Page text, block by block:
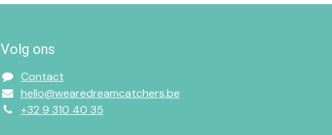
Volg ons
Contact
hello@wearedreamcatchers.be
+32 9 310 40 35